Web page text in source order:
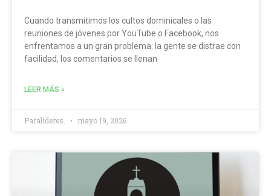
Cuando transmitimos los cultos dominicales o las
reuniones de jóvenes por YouTube o Facebook, nos
enfrentamos a un gran problema: la gente se distrae con
facilidad, los comentarios se llenan
LEER MÁS »
Paralideres. mayo 19, 2026